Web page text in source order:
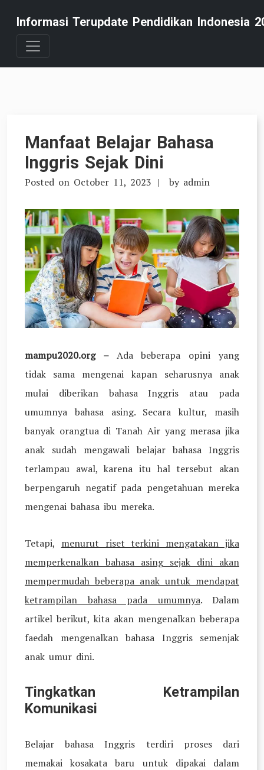
content
Informasi Terupdate Pendidikan Indonesia
Manfaat Belajar Bahasa
Inggris Sejak Dini
Posted on October 11, 2023 by admin
mampu2020.org – Ada beberapa opini yang
tidak sama mengenai kapan seharusnya anak
mulai diberikan bahasa Inggris atau pada
umumnya bahasa asing. Secara kultur, masih
banyak orangtua di Tanah Air yang merasa jika
anak sudah mengawali belajar bahasa Inggris
terlampau awal, karena itu hal tersebut akan
berpengaruh negatif pada pengetahuan mereka
mengenai bahasa ibu mereka.
Tetapi, menurut riset terkini mengatakan jika
memperkenalkan bahasa asing sejak dini akan
mempermudah beberapa anak untuk mendapat
ketrampilan bahasa pada umumnya. Dalam
artikel berikut, kita akan mengenalkan beberapa
faedah mengenalkan bahasa Inggris semenjak
anak umur dini.
Tingkatkan Ketrampilan
Komunikasi
Belajar bahasa Inggris terdiri proses dari
memakai kosakata baru untuk dipakai dalam